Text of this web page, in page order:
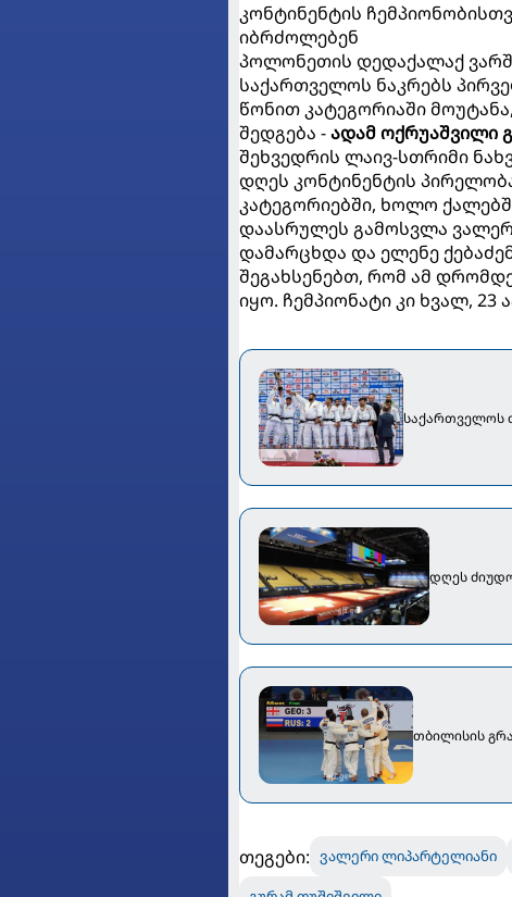
კონტინენტის
იბრძოლებენ
პოლონეთის დედაქალაქ
საქართველოს ნაკრებს
წონით კატეგორიაში
შედგება -ადამ ოქრუაშვილი
შეხვედრის ლაივ-სთრიმი
დღეს კონტინენტის
კატეგორიებში, ხოლო
დაასრულეს გამოსვლა
დამარცხდა და ელენე ქებაძემ
შეგახსენებთ, რომ ამ
იყო. ჩემპიონატი კი ხვალ,
საქართველოს
დღეს
თბილისის
თეგები: ვალერი ლიპარტელიანი